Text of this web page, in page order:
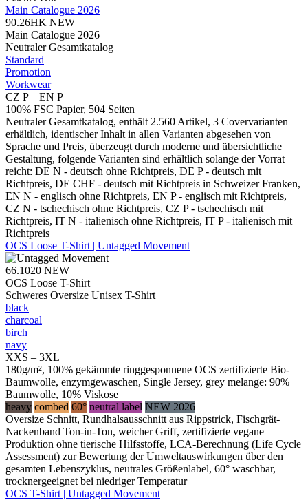
Main Catalogue 2026
90.26HK NEW
Main Catalogue 2026
Neutraler Gesamtkatalog
Standard
Promotion
Workwear
CZ P – EN P
100% FSC Papier, 504 Seiten
Neutraler Gesamtkatalog, enthält 2.560 Artikel, 3 Covervarianten
erhältlich, identischer Inhalt in allen Varianten abgesehen von
Sprache und Preis, überzeugt durch moderne und übersichtliche
Gestaltung, folgende Varianten sind erhältlich solange der Vorrat
reicht: DE N - deutsch ohne Richtpreis, DE P - deutsch mit
Richtpreis, DE CHF - deutsch mit Richtpreis in Schweizer Franken,
EN N - englisch ohne Richtpreis, EN P - englisch mit Richtpreis,
CZ N - tschechisch ohne Richtpreis, CZ P - tschechisch mit
Richtpreis, IT N - italienisch ohne Richtpreis, IT P - italienisch mit
Richtpreis
OCS Loose T-Shirt | Untagged Movement
66.1020 NEW
OCS Loose T-Shirt
Schweres Oversize Unisex T-Shirt
black
charcoal
birch
navy
XXS – 3XL
180g/m², 100% gekämmte ringgesponnene OCS zertifizierte Bio-
Baumwolle, enzymgewaschen, Single Jersey, grey melange: 90%
Baumwolle, 10% Viskose
heavy combed 60° neutral label NEW 2026
Oversize Schnitt, Rundhalsausschnitt aus Rippstrick, Fischgrät-
Nackenband Ton-in-Ton, weicher Griff, zertifizierte vegane
Produktion ohne tierische Hilfsstoffe, LCA-Berechnung (Life Cycle
Assessment) zur Bewertung der Umweltauswirkungen über den
gesamten Lebenszyklus, neutrales Größenlabel, 60° waschbar,
trocknergeeignet bei niedriger Temperatur
OCS T-Shirt | Untagged Movement